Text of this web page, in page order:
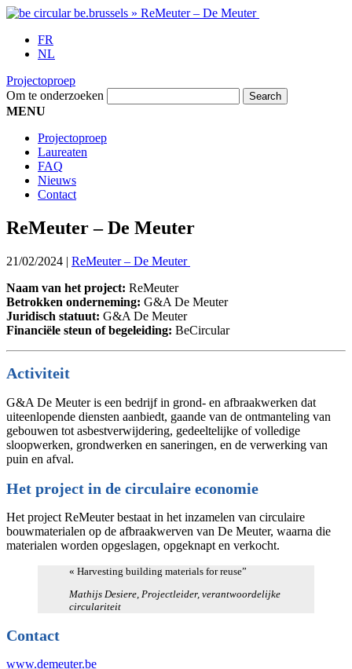
FR
NL
Projectoproep
Om te onderzoeken
MENU
Projectoproep
Laureaten
FAQ
Nieuws
Contact
ReMeuter – De Meuter
21/02/2024 | ReMeuter – De Meuter
Naam van het project: ReMeuter
Betrokken onderneming: G&A De Meuter
Juridisch statuut: G&A De Meuter
Financiële steun of begeleiding: BeCircular
Activiteit
G&A De Meuter is een bedrijf in grond- en afbraakwerken dat
uiteenlopende diensten aanbiedt, gaande van de ontmanteling van
gebouwen tot asbestverwijdering, gedeeltelijke of volledige
sloopwerken, grondwerken en saneringen, en de verwerking van
puin en afval.
Het project in de circulaire economie
Het project ReMeuter bestaat in het inzamelen van circulaire
bouwmaterialen op de afbraakwerven van De Meuter, waarna die
materialen worden opgeslagen, opgeknapt en verkocht.
« Harvesting building materials for reuse”
Mathijs Desiere, Projectleider, verantwoordelijke
circulariteit
Contact
www.demeuter.be